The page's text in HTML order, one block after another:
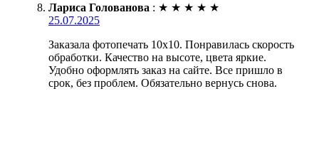
Лариса Голованова : ★ ★ ★ ★ ★
25.07.2025
Заказала фотопечать 10х10. Понравилась скорость
обработки. Качество на высоте, цвета яркие.
Удобно оформлять заказ на сайте. Все пришло в
срок, без проблем. Обязательно вернусь снова.